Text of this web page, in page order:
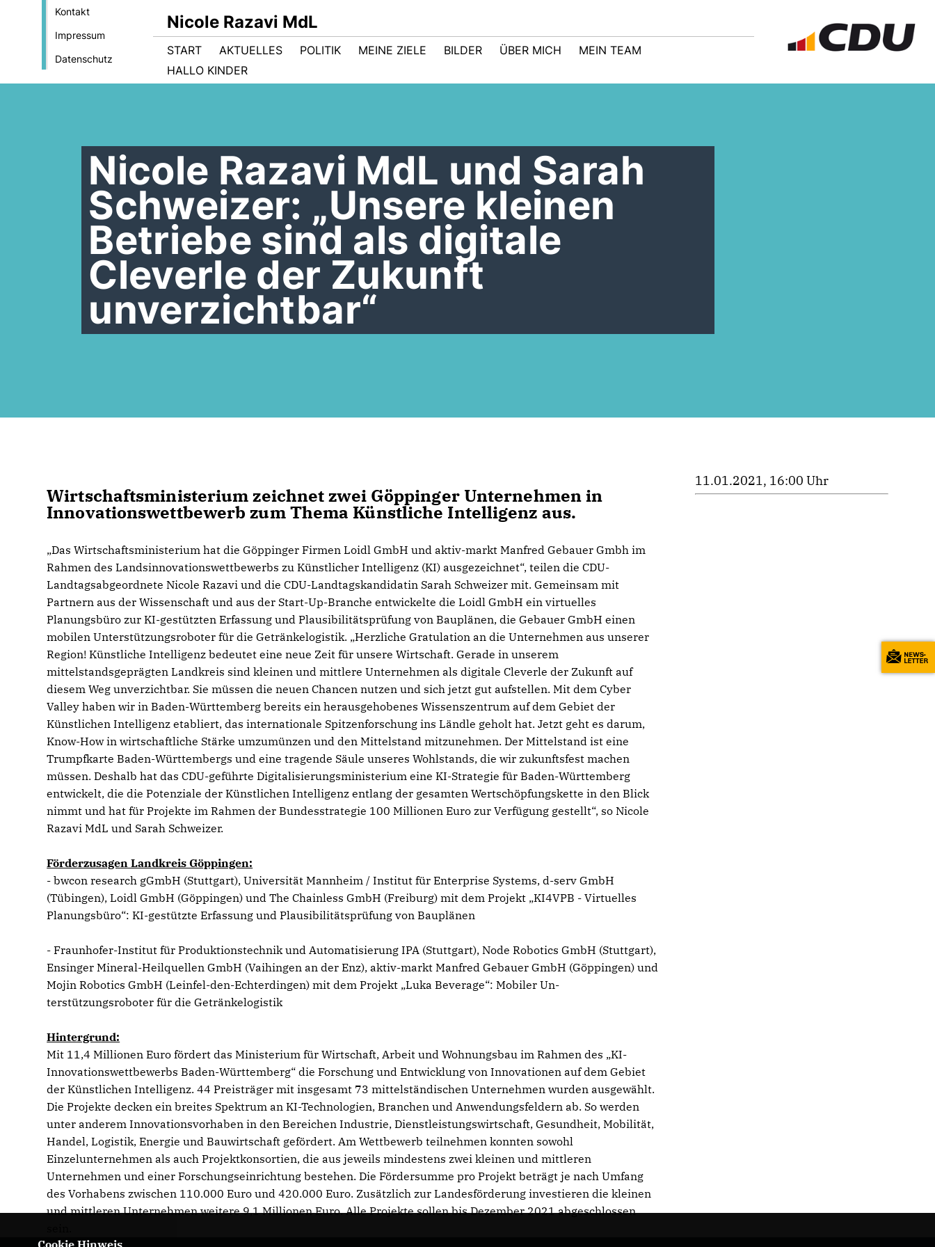
Kontakt
Impressum
Datenschutz
Nicole Razavi MdL
START AKTUELLES POLITIK MEINE ZIELE BILDER ÜBER MICH
MEIN TEAM
HALLO KINDER
Nicole Razavi MdL und Sarah
Schweizer: „Unsere kleinen
Betriebe sind als digitale
Cleverle der Zukunft
unverzichtbar“
Wirtschaftsministerium zeichnet zwei Göppinger Unternehmen in
Innovationswettbewerb zum Thema Künstliche Intelligenz aus.
Das Wirtschaftsministerium hat die Göppinger Firmen Loidl GmbH und aktiv-markt Manfred Gebauer Gmbh im
Rahmen des Landsinnovationswettbewerbs zu Künstlicher Intelligenz (KI) ausgezeichnet“, teilen die CDU-
Landtagsabgeordnete Nicole Razavi und die CDU-Landtagskandidatin Sarah Schweizer mit. Gemeinsam mit
Partnern aus der Wissenschaft und aus der Start-Up-Branche entwickelte die Loidl GmbH ein virtuelles
Planungsbüro zur KI-gestützten Erfassung und Plausibilitätsprüfung von Bauplänen, die Gebauer GmbH einen
mobilen Unterstützungsroboter für die Getränkelogistik. „Herzliche Gratulation an die Unternehmen aus unserer
Region! Künstliche Intelligenz bedeutet eine neue Zeit für unsere Wirtschaft. Gerade in unserem
mittelstandsgeprägten Landkreis sind kleinen und mittlere Unternehmen als digitale Cleverle der Zukunft auf
diesem Weg unverzichtbar. Sie müssen die neuen Chancen nutzen und sich jetzt gut aufstellen. Mit dem Cyber
Valley haben wir in Baden-Württemberg bereits ein herausgehobenes Wissenszentrum auf dem Gebiet der
Künstlichen Intelligenz etabliert, das internationale Spitzenforschung ins Ländle geholt hat. Jetzt geht es darum,
Know-How in wirtschaftliche Stärke umzumünzen und den Mittelstand mitzunehmen. Der Mittelstand ist eine
Trumpfkarte Baden-Württembergs und eine tragende Säule unseres Wohlstands, die wir zukunftsfest machen
müssen. Deshalb hat das CDU-geführte Digitalisierungsministerium eine KI-Strategie für Baden-Württemberg
entwickelt, die die Potenziale der Künstlichen Intelligenz entlang der gesamten Wertschöpfungskette in den Blick
nimmt und hat für Projekte im Rahmen der Bundesstrategie 100 Millionen Euro zur Verfügung gestellt“, so Nicole
Razavi MdL und Sarah Schweizer.
Förderzusagen Landkreis Göppingen:
- bwcon research gGmbH (Stuttgart), Universität Mannheim / Institut für Enterprise Systems, d-serv GmbH
(Tübingen), Loidl GmbH (Göppingen) und The Chainless GmbH (Freiburg) mit dem Projekt „KI4VPB - Virtuelles
Planungsbüro“: KI-gestützte Erfassung und Plausibilitätsprüfung von Bauplänen
- Fraunhofer-Institut für Produktionstechnik und Automatisierung IPA (Stuttgart), Node Robotics GmbH (Stuttgart),
Ensinger Mineral-Heilquellen GmbH (Vaihingen an der Enz), aktiv-markt Manfred Gebauer GmbH (Göppingen) und
Mojin Robotics GmbH (Leinfel-den-Echterdingen) mit dem Projekt „Luka Beverage“: Mobiler Un-
terstützungsroboter für die Getränkelogistik
Hintergrund:
Mit 11,4 Millionen Euro fördert das Ministerium für Wirtschaft, Arbeit und Wohnungsbau im Rahmen des „KI-
Innovationswettbewerbs Baden-Württemberg“ die Forschung und Entwicklung von Innovationen auf dem Gebiet
der Künstlichen Intelligenz. 44 Preisträger mit insgesamt 73 mittelständischen Unternehmen wurden ausgewählt.
Die Projekte decken ein breites Spektrum an KI-Technologien, Branchen und Anwendungsfeldern ab. So werden
unter anderem Innovationsvorhaben in den Bereichen Industrie, Dienstleistungswirtschaft, Gesundheit, Mobilität,
Handel, Logistik, Energie und Bauwirtschaft gefördert. Am Wettbewerb teilnehmen konnten sowohl
Einzelunternehmen als auch Projektkonsortien, die aus jeweils mindestens zwei kleinen und mittleren
Unternehmen und einer Forschungseinrichtung bestehen. Die Fördersumme pro Projekt beträgt je nach Umfang
des Vorhabens zwischen 110.000 Euro und 420.000 Euro. Zusätzlich zur Landesförderung investieren die kleinen
und mittleren Unternehmen weitere 9,1 Millionen Euro. Alle Projekte sollen bis Dezember 2021 abgeschlossen
11.01.2021, 16:00 Uhr
Cookie Hinweis